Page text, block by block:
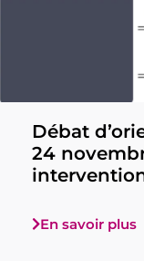
Débat
24
En savoir plus